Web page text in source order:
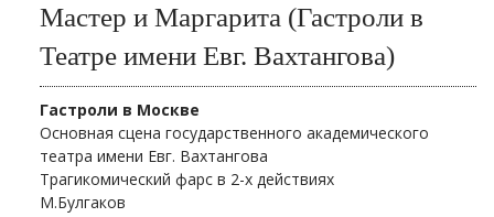
Мастер и Маргарита (Гастроли в
Театре имени Евг. Вахтангова)
Гастроли в Москве
Основная сцена государственного академического
театра имени Евг. Вахтангова
Трагикомический фарс в 2-х действиях
М.Булгаков